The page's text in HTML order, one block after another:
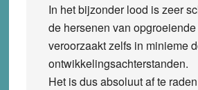
In het bijzonder lood is zeer
de hersenen van
veroorzaakt zelfs in minieme
ontwikkelingsachterstanden.
Het is dus absoluut af te